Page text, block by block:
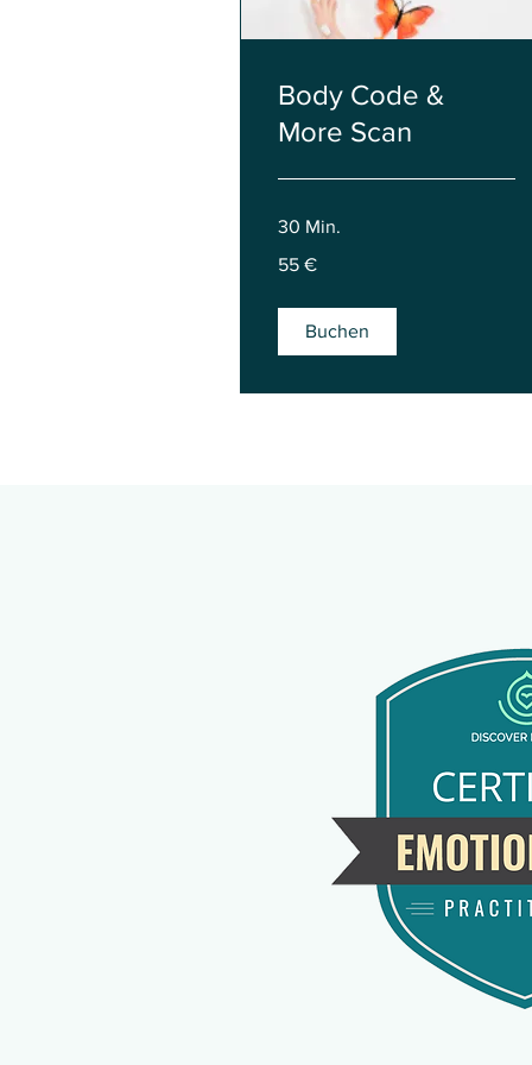
Body Code &
More Scan
30 Min.
Euro
55 €
Buchen